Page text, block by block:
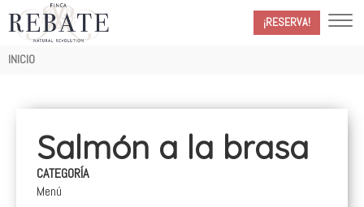
¡RESERVA!
Ruta
INICIO
Salmón a la brasa
CATEGORÍA
Menú